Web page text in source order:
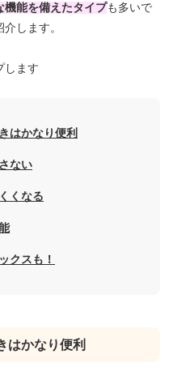
機能を備えたタイプも多いで
します。
します
はかなり便利
ない
くなる
クスも！
はかなり便利